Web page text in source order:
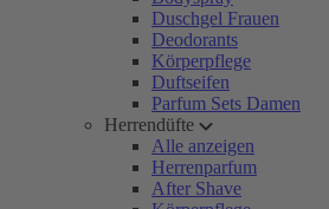
Duschgel Frauen
Deodorants
Körperpflege
Duftseifen
Parfum Sets Damen
Herrendüfte
Alle anzeigen
Herrenparfum
After Shave